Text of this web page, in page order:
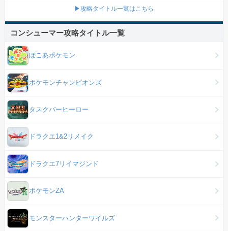
▶攻略タイトル一覧はこちら
コンシューマー攻略タイトル一覧
ぽこあポケモン
ポケモンチャンピオンズ
タスクバーヒーロー
ドラクエ1&2リメイク
ドラクエ7リイマジンド
ポケモンZA
モンスターハンターワイルズ